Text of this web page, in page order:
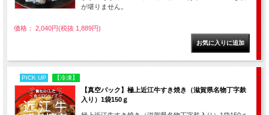
が堪りません。
価格： 2,040円(税抜 1,889円)
PICK UP 【冷凍】
【真空パック】極上近江牛すき焼き（滋賀県名物丁字麸
入り）1袋150ｇ